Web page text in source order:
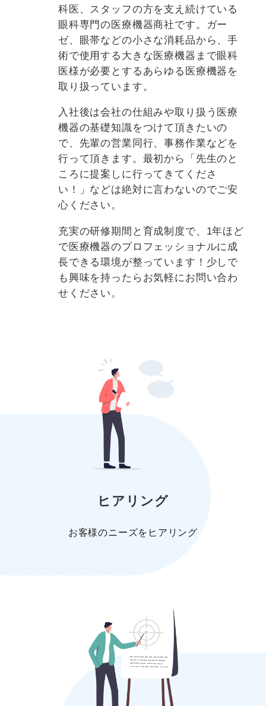
科医、スタッフの方を支え続けている
眼科専門の医療機器商社です。ガー
ゼ、眼帯などの小さな消耗品から、手
術で使用する大きな医療機器まで眼科
医様が必要とするあらゆる医療機器を
取り扱っています。
入社後は会社の仕組みや取り扱う医療
機器の基礎知識をつけて頂きたいの
で、先輩の営業同行、事務作業などを
行って頂きます。最初から「先生のと
ころに提案しに行ってきてくださ
い！」などは絶対に言わないのでご安
心ください。
充実の研修期間と育成制度で、1年ほど
で医療機器のプロフェッショナルに成
長できる環境が整っています！少しで
も興味を持ったらお気軽にお問い合わ
せください。
ヒアリング
お客様のニーズをヒアリング